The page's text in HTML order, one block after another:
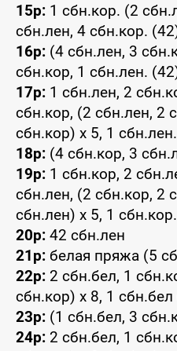
15р: 1 сбн.кор. (2
сбн.лен, 4 сбн.кор.
16р: (4 сбн.лен, 3
сбн.кор, 1 сбн.лен.
17р: 1 сбн.лен, 2
сбн.кор, (2 сбн.лен, 2
сбн.кор) x 5, 1
18р: (4 сбн.кор, 3
19р: 1 сбн.кор, 2
сбн.лен, (2 сбн.кор, 2
сбн.лен) x 5, 1
20р: 42 сбн.лен
21р: белая пряжа (5
22р: 2 сбн.бел, 1
сбн.кор) x 8, 1
23р: (1 сбн.бел, 3
24р: 2 сбн.бел, 1